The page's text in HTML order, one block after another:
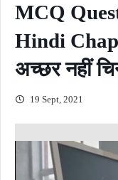
MCQ
Hindi
अच्छर नहीं
19 Sept, 2021